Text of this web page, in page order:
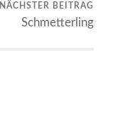
NÄCHSTER BEITRAG
Schmetterling